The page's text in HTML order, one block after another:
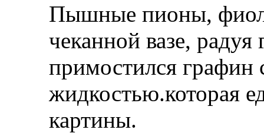
Пышные пионы,
чеканной вазе,
примостился графин
жидкостью.которая
картины.